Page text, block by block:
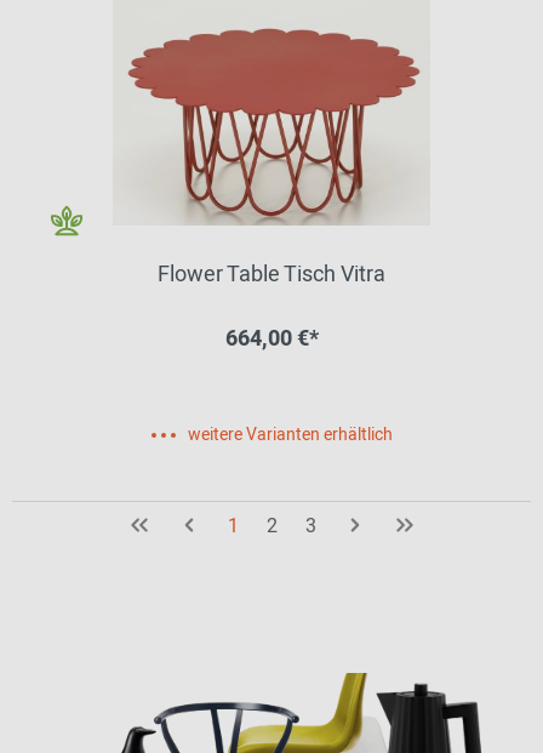
Flower Table Tisch Vitra
664,00 €*
weitere Varianten erhältlich
1 2 3